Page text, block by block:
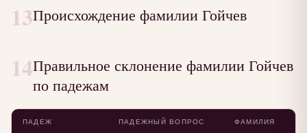
13Происхождение фамилии Гойчев
14Правильное склонение фамилии Гойчев
по падежам
ПАДЕЖ ПАДЕЖНЫЙ ВОПРОС ФАМИЛИЯ